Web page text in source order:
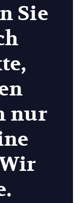
Sie
nur